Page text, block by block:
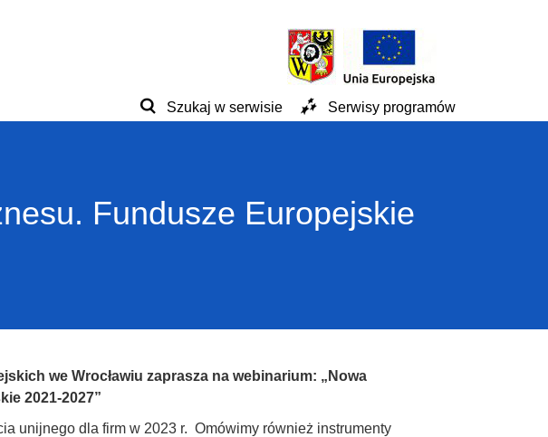
Szukaj w serwisie Serwisy programów
Fundusze Europejskie
we Wrocławiu zaprasza na webinarium: „Nowa
2021-2027”
unijnego dla firm w 2023 r. Omówimy również instrumenty